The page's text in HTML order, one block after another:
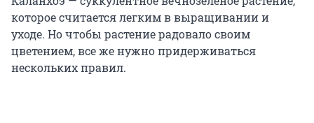
которое считается легким в выращивании и
уходе. Но чтобы растение радовало своим
цветением, все же нужно придерживаться
нескольких правил.